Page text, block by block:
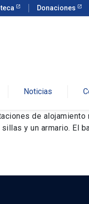
Donaciones
Noticias
de alojamiento
y un armario. El